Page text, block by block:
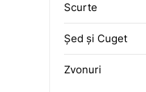
Scurte
Șed și Cuget
Zvonuri